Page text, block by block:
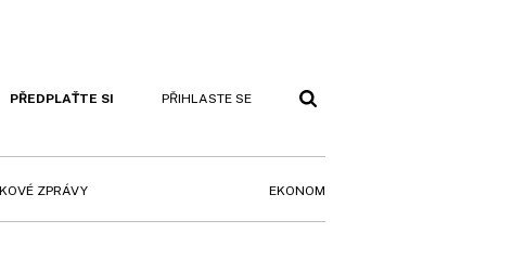
PŘEDPLAŤTE SI PŘIHLASTE SE
ZPRÁVY EKONOM